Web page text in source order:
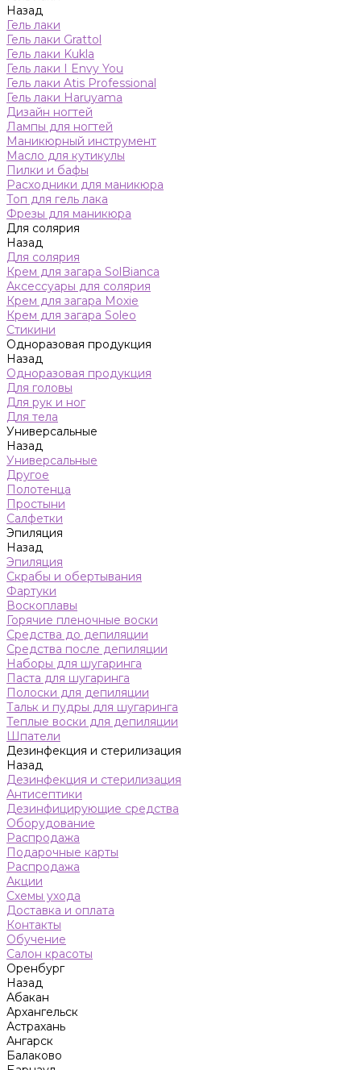
Назад
Гель лаки
Гель лаки Grattol
Гель лаки Kukla
Гель лаки I Envy You
Гель лаки Atis Professional
Гель лаки Haruyama
Дизайн ногтей
Лампы для ногтей
Маникюрный инструмент
Масло для кутикулы
Пилки и бафы
Расходники для маникюра
Топ для гель лака
Фрезы для маникюра
Для солярия
Назад
Для солярия
Крем для загара SolBianca
Аксессуары для солярия
Крем для загара Moxie
Крем для загара Soleo
Стикини
Одноразовая продукция
Назад
Одноразовая продукция
Для головы
Для рук и ног
Для тела
Универсальные
Назад
Универсальные
Другое
Полотенца
Простыни
Салфетки
Эпиляция
Назад
Эпиляция
Скрабы и обертывания
Фартуки
Воскоплавы
Горячие пленочные воски
Средства до депиляции
Средства после депиляции
Наборы для шугаринга
Паста для шугаринга
Полоски для депиляции
Тальк и пудры для шугаринга
Теплые воски для депиляции
Шпатели
Дезинфекция и стерилизация
Назад
Дезинфекция и стерилизация
Антисептики
Дезинфицирующие средства
Оборудование
Распродажа
Подарочные карты
Распродажа
Акции
Схемы ухода
Доставка и оплата
Контакты
Обучение
Салон красоты
Оренбург
Назад
Абакан
Архангельск
Астрахань
Ангарск
Балаково